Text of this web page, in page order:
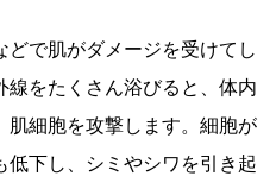
どで肌がダメージを受けてし
線をたくさん浴びると、体内
肌細胞を攻撃します。細胞が
下し、シミやシワを引き起